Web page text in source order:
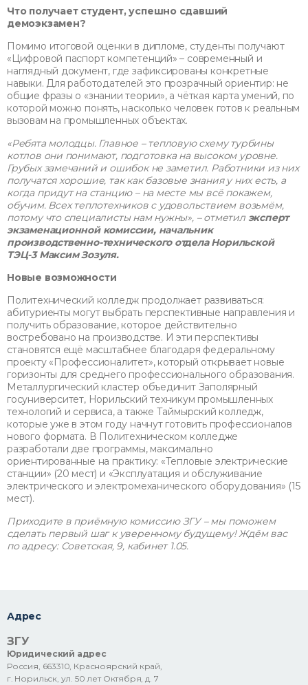
Что получает студент, успешно сдавший
демоэкзамен?
Помимо итоговой оценки в дипломе, студенты получают
«Цифровой паспорт компетенций» – современный и
наглядный документ, где зафиксированы конкретные
навыки. Для работодателей это прозрачный ориентир: не
общие фразы о «знании теории», а чёткая карта умений, по
которой можно понять, насколько человек готов к реальным
вызовам на промышленных объектах.
«Ребята молодцы. Главное – тепловую схему турбины
котлов они понимают, подготовка на высоком уровне.
Грубых замечаний и ошибок не заметил. Работники из них
получатся хорошие, так как базовые знания у них есть, а
когда придут на станцию – на месте мы всё покажем,
обучим. Всех теплотехников с удовольствием возьмём,
потому что специалисты нам нужны», – отметил эксперт
экзаменационной комиссии, начальник
производственно-технического отдела Норильской
ТЭЦ-3 Максим Зозуля.
Новые возможности
Политехнический колледж продолжает развиваться:
абитуриенты могут выбрать перспективные направления и
получить образование, которое действительно
востребовано на производстве. И эти перспективы
становятся ещё масштабнее благодаря федеральному
проекту «Профессионалитет», который открывает новые
горизонты для среднего профессионального образования.
Металлургический кластер объединит Заполярный
госуниверситет, Норильский техникум промышленных
технологий и сервиса, а также Таймырский колледж,
которые уже в этом году начнут готовить профессионалов
нового формата. В Политехническом колледже
разработали две программы, максимально
ориентированные на практику: «Тепловые электрические
станции» (20 мест) и «Эксплуатация и обслуживание
электрического и электромеханического оборудования» (15
мест).
Приходите в приёмную комиссию ЗГУ – мы поможем
сделать первый шаг к уверенному будущему! Ждём вас
по адресу: Советская, 9, кабинет 1.05.
Адрес
ЗГУ
Юридический адрес
Россия, 663310, Красноярский край,
г. Норильск, ул. 50 лет Октября, д. 7